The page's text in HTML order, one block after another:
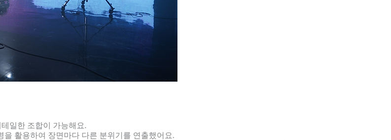
일한 조합이 가능해요.
활용하여 장면마다 다른 분위기를 연출했어요.